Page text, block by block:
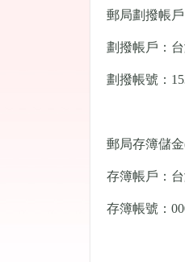
郵局劃撥帳戶
劃撥帳戶：
劃撥帳號：
郵局存簿儲
存簿帳戶：
存簿帳號：